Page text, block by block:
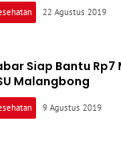
22 Agustus 2019
Siap Bantu Rp7
Malangbong
9 Agustus 2019